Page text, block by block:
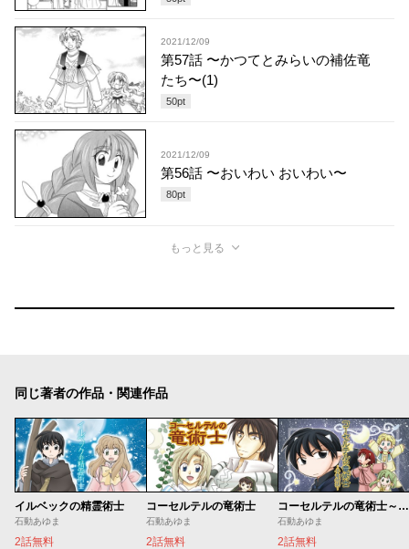
2021/12/09
第57話 〜かつてとみらいの補佐竜
たち〜(1)
50pt
2021/12/09
第56話 〜おいわい おいわい〜
80pt
もっと見る
同じ著者の作品・関連作品
イルベックの精霊術士
石動あゆま
2話無料
コーセルテルの竜術士
石動あゆま
2話無料
コーセルテルの竜術士～子竜物語～
石動あゆま
2話無料